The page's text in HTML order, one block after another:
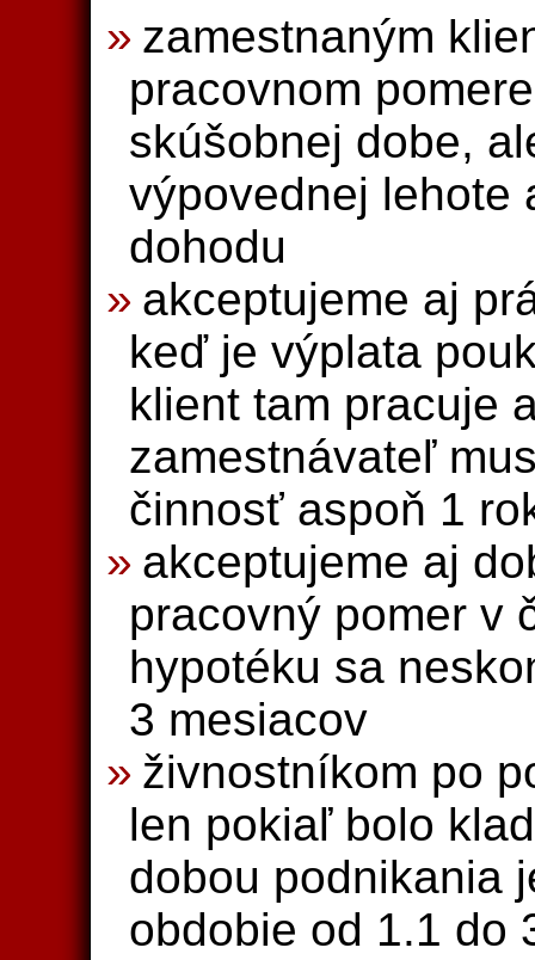
zamestnaným
pracovnom
skúšobnej dobe,
výpovednej lehote
dohodu
akceptujeme aj
keď je výplata
klient tam pracuje
zamestnávateľ
činnosť aspoň 1
akceptujeme aj
pracovný pomer v
hypotéku sa
3 mesiacov
živnostníkom po
len pokiaľ bolo
dobou podnikania
obdobie od 1.1 do